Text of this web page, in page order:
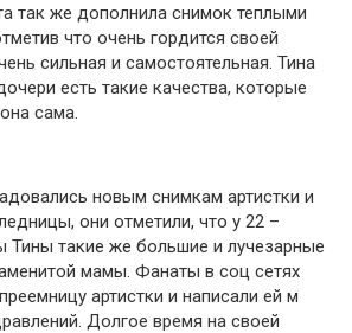
так же дополнила снимок теплыми
что очень гордится своей
сильная и самостоятельная. Тина
есть такие качества, которые
сама.
новым снимкам артистки и
они отметили, что у 22 –
Тины такие же большие и лучезарные
мамы. Фанаты в соц сетях
артистки и написали ей м
Долгое время на своей